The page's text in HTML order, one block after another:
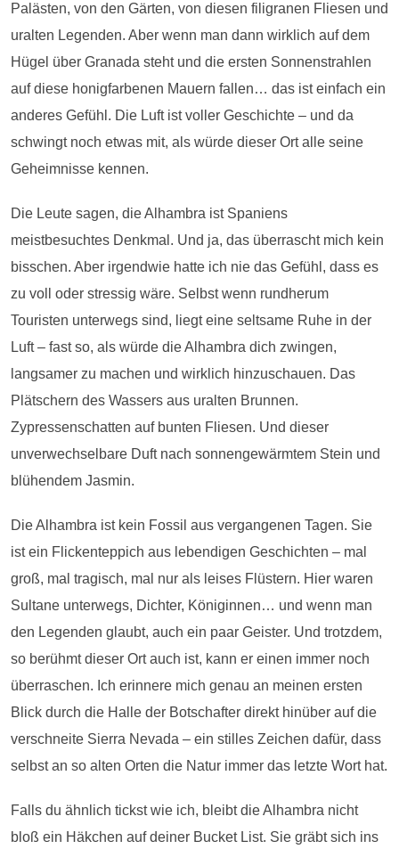
Palästen, von den Gärten, von diesen filigranen Fliesen und
uralten Legenden. Aber wenn man dann wirklich auf dem
Hügel über Granada steht und die ersten Sonnenstrahlen
auf diese honigfarbenen Mauern fallen… das ist einfach ein
anderes Gefühl. Die Luft ist voller Geschichte – und da
schwingt noch etwas mit, als würde dieser Ort alle seine
Geheimnisse kennen.
Die Leute sagen, die Alhambra ist Spaniens
meistbesuchtes Denkmal. Und ja, das überrascht mich kein
bisschen. Aber irgendwie hatte ich nie das Gefühl, dass es
zu voll oder stressig wäre. Selbst wenn rundherum
Touristen unterwegs sind, liegt eine seltsame Ruhe in der
Luft – fast so, als würde die Alhambra dich zwingen,
langsamer zu machen und wirklich hinzuschauen. Das
Plätschern des Wassers aus uralten Brunnen.
Zypressenschatten auf bunten Fliesen. Und dieser
unverwechselbare Duft nach sonnengewärmtem Stein und
blühendem Jasmin.
Die Alhambra ist kein Fossil aus vergangenen Tagen. Sie
ist ein Flickenteppich aus lebendigen Geschichten – mal
groß, mal tragisch, mal nur als leises Flüstern. Hier waren
Sultane unterwegs, Dichter, Königinnen… und wenn man
den Legenden glaubt, auch ein paar Geister. Und trotzdem,
so berühmt dieser Ort auch ist, kann er einen immer noch
überraschen. Ich erinnere mich genau an meinen ersten
Blick durch die Halle der Botschafter direkt hinüber auf die
verschneite Sierra Nevada – ein stilles Zeichen dafür, dass
selbst an so alten Orten die Natur immer das letzte Wort hat.
Falls du ähnlich tickst wie ich, bleibt die Alhambra nicht
bloß ein Häkchen auf deiner Bucket List. Sie gräbt sich ins